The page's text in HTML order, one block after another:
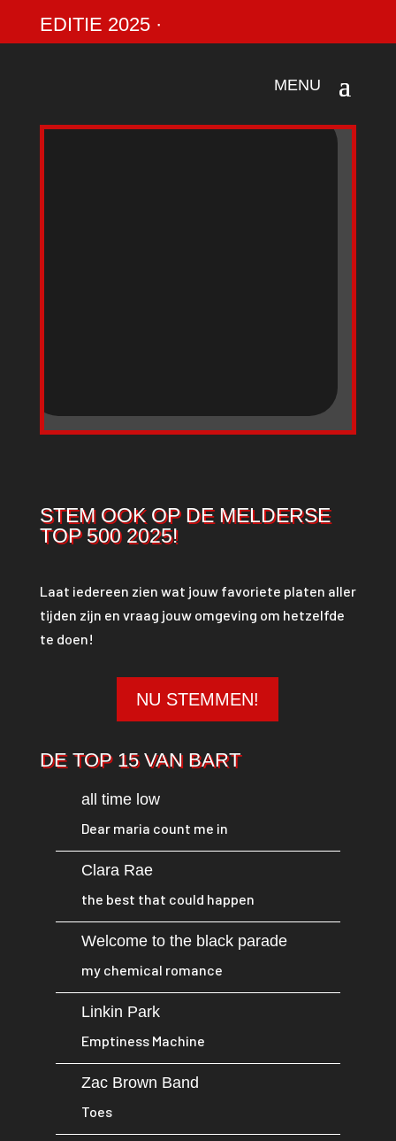
EDITIE 2025 ·
STEM OOK OP DE MELDERSE
TOP 500 2025!
Laat iedereen zien wat jouw favoriete platen aller
tijden zijn en vraag jouw omgeving om hetzelfde
te doen!
NU STEMMEN!
DE TOP 15 VAN BART
all time low
Dear maria count me in
Clara Rae
the best that could happen
Welcome to the black parade
my chemical romance
Linkin Park
Emptiness Machine
Zac Brown Band
Toes